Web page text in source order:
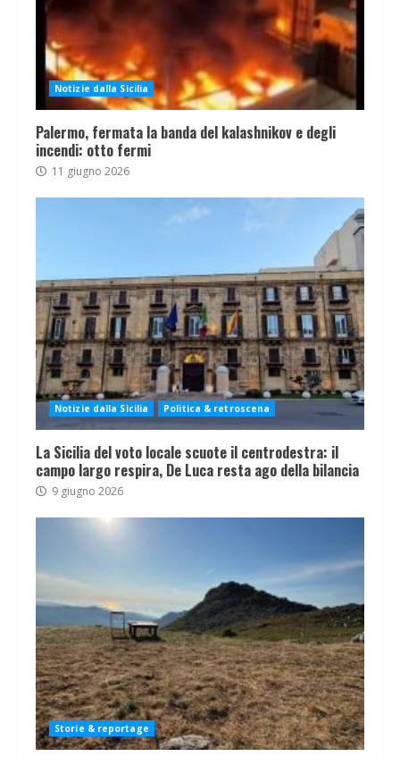
Notizie dalla Sicilia
Palermo, fermata la banda del kalashnikov e degli
incendi: otto fermi
11 giugno 2026
Notizie dalla Sicilia Politica & retroscena
La Sicilia del voto locale scuote il centrodestra: il
campo largo respira, De Luca resta ago della bilancia
9 giugno 2026
Storie & reportage